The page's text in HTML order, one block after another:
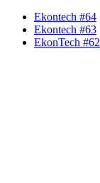
Ekontech #64
Ekontech #63
EkonTech #62